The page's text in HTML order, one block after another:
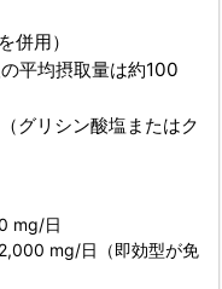
併用）
平均摂取量は約100
グリシン酸塩またはク
mg/日
mg/日（即効型が免